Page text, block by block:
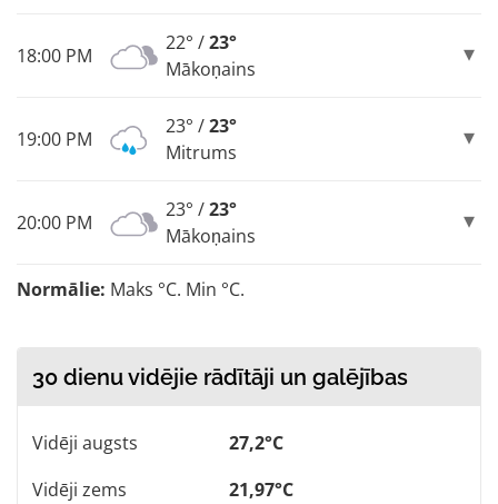
18:00 PM
22° /23°
Mākoņains
19:00 PM
23° /23°
Mitrums
20:00 PM
23° /23°
Mākoņains
Normālie: Maks °C. Min °C.
30 dienu vidējie rādītāji un galējības
Vidēji augsts
27,2°C
Vidēji zems
21,97°C